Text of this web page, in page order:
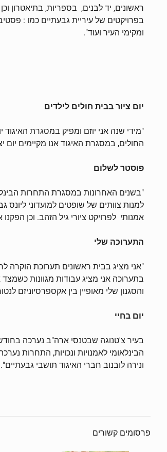
ראשונים, יד לבנים, בספריות, בתיאטרון
ומקימי העיר ועוד".
יום ציור בבית חולים לילדים
החולים, במסגרת האיגוד אנו מקיימים
פוסטר לשלום
"בשנים האחרונות במסגרת התחרות
למנות צוותים של שופטים למועדוני ליונס
אמנותי לפרויקט ציורי גיל הזהב. וכן
התערוכה שלי
בתערוכה אני מציג עבודות מגוונות
והסגנון שלי מאופיין בין אקספרסיוניזם
יום בחיי
הבינלאומי לאמנויות ונכויות, התחרות
ונירה לובנוב חברי האיגוד תושבי גבעתיים".
פרסומים קשורים